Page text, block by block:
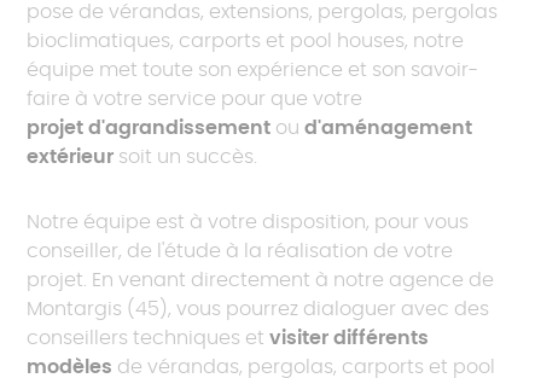
pose de vérandas, extensions, pergolas, pergolas
bioclimatiques, carports et pool houses, notre
équipe met toute son expérience et son savoir-
faire à votre service pour que votre
projet d'agrandissement oud'aménagement
extérieur soit un succès.
Notre équipe est à votre disposition, pour vous
conseiller, de l'étude à la réalisation de votre
projet. En venant directement à notre agence de
Montargis (45), vous pourrez dialoguer avec des
conseillers techniques etvisiter différents
modèles de vérandas, pergolas, carports et pool